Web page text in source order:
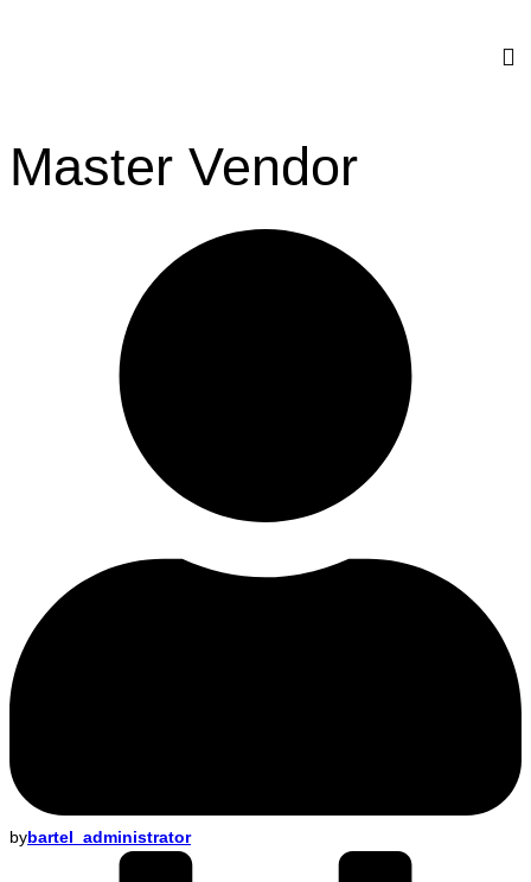
Master Vendor
bybartel_administrator